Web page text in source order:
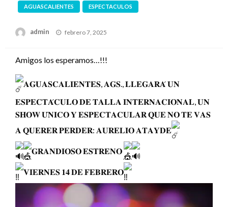
AGUASCALIENTES ESPECTACULOS
admin
Publicado
febrero 7, 2025
Amigos los esperamos…!!!
𝐀𝐆𝐔𝐀𝐒𝐂𝐀𝐋𝐈𝐄𝐍𝐓𝐄𝐒, 𝐀𝐆𝐒., 𝐋𝐋𝐄𝐆𝐀𝐑𝐀́ 𝐔𝐍
𝐄𝐒𝐏𝐄𝐂𝐓𝐀́𝐂𝐔𝐋𝐎 𝐃𝐄 𝐓𝐀𝐋𝐋𝐀 𝐈𝐍𝐓𝐄𝐑𝐍𝐀𝐂𝐈𝐎𝐍𝐀𝐋, 𝐔𝐍
𝐒𝐇𝐎𝐖 𝐔́𝐍𝐈𝐂𝐎 𝐘 𝐄𝐒𝐏𝐄𝐂𝐓𝐀𝐂𝐔𝐋𝐀𝐑 𝐐𝐔𝐄 𝐍𝐎 𝐓𝐄 𝐕𝐀𝐒
𝐀 𝐐𝐔𝐄𝐑𝐄𝐑 𝐏𝐄𝐑𝐃𝐄𝐑: 𝐀𝐔𝐑𝐄𝐋𝐈𝐎 𝐀𝐓𝐀𝐘𝐃𝐄
𝐆𝐑𝐀𝐍𝐃𝐈𝐎𝐒𝐎 𝐄𝐒𝐓𝐑𝐄𝐍𝐎
𝐕𝐈𝐄𝐑𝐍𝐄𝐒 𝟏𝟒 𝐃𝐄 𝐅𝐄𝐁𝐑𝐄𝐑𝐎
Reproductor